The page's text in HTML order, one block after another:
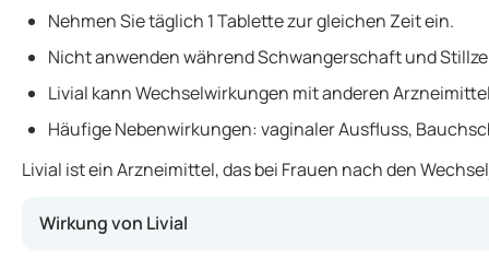
Nehmen Sie täglich 1 Tablette zur gleichen Zeit ein.
Nicht anwenden während Schwangerschaft und
Livial kann Wechselwirkungen mit anderen
Häufige Nebenwirkungen: vaginaler Ausfluss,
Livial ist ein Arzneimittel, das bei Frauen nach den
Wirkung von Livial